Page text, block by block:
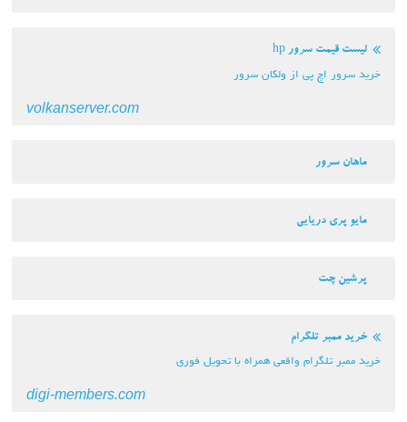
لیست قیمت سرور hp
خرید سرور اچ پی از ولکان سرور
volkanserver.com
ماهان سرور
مایو پری دریایی
پرشین چت
خرید ممبر تلگرام
خرید ممبر تلگرام واقعی همراه با تحویل فوری
digi-members.com